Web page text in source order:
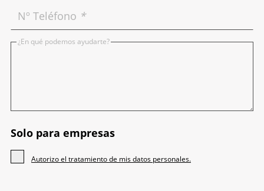
Nº Teléfono *
¿En qué podemos ayudarte?
Solo para empresas
Autorizo el tratamiento de mis datos personales.